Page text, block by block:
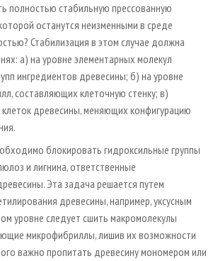
полностью стабильную прессованную
останутся неизменными в среде
Стабилизация в этом случае должна
а) на уровне элементарных молекул
ингредиентов древесины; б) на уровне
составляющих клеточную стенку; в)
клеток древесины, меняющих конфигурацию
блокировать гидроксильные группы
и лигнина, ответственные
Эта задача решается путем
древесины, например, уксусным
уровне следует сшить макромолекулы
микрофибриллы, лишив их возможности
важно пропитать древесину мономером или